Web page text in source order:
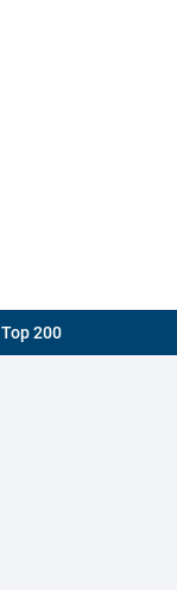
Top 200